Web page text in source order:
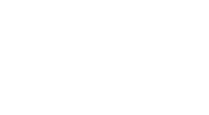
2000. Faz-se uma reflexão sobre a